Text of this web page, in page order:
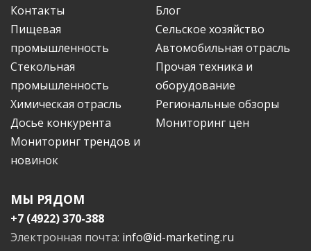
Контакты
Блог
Пищевая
промышленность
Сельское хозяйство
Автомобильная отрасль
Стекольная
промышленность
Прочая техника и
оборудование
Химическая отрасль
Региональные обзоры
Досье конкурента
Мониторинг цен
Мониторинг трендов и
новинок
МЫ РЯДОМ
+7 (4922) 370-388
Электронная почта: info@id-marketing.ru